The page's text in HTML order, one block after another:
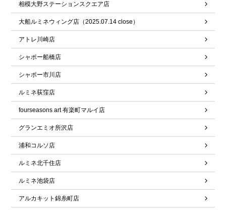
相模大野ステーションスクエア店
大船ルミネウィング店（2025.07.14 close）
アトレ川崎店
シャポー船橋店
シャポー市川店
ルミネ荻窪店
fourseasons art 有楽町マルイ店
グランエミオ所沢店
浦和コルソ店
ルミネ北千住店
ルミネ池袋店
アルカキット錦糸町店